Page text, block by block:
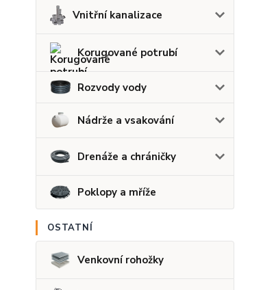
Vnitřní kanalizace
Korugované potrubí
Rozvody vody
Nádrže a vsakování
Drenáže a chráničky
Poklopy a mříže
OSTATNÍ
Venkovní rohožky